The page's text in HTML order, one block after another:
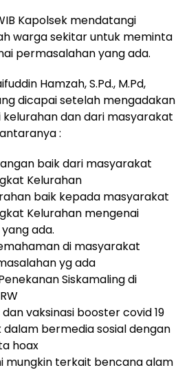
Kapolsek mendatangi
warga sekitar untuk meminta
permasalahan yang ada.
Hamzah, S.Pd., M.Pd,
dicapai setelah mengadakan
kelurahan dan dari masyarakat
:
baik dari masyarakat
Kelurahan
baik kepada masyarakat
Kelurahan mengenai
ada.
di masyarakat
yg ada
Siskamaling di
vaksinasi booster covid 19
dalam bermedia sosial dengan
hoax
mungkin terkait bencana alam